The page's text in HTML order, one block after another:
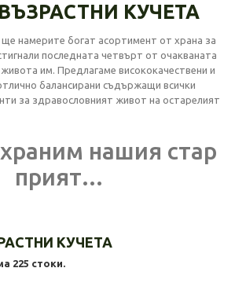
КУЧЕТА
намерите богат асортимент от храна за
последната четвърт от очакваната
им. Предлагаме висококачествени и
балансирани съдържащи всички
за здравословният живот на остарелият
нашия стар
прият...
КУЧЕТА
225 стоки.